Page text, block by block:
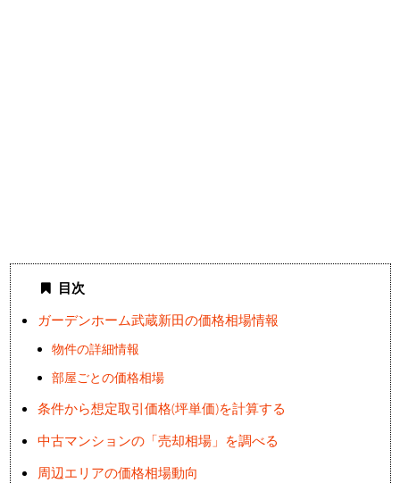
目次
ガーデンホーム武蔵新田の価格相場情報
物件の詳細情報
部屋ごとの価格相場
条件から想定取引価格(坪単価)を計算する
中古マンションの「売却相場」を調べる
周辺エリアの価格相場動向